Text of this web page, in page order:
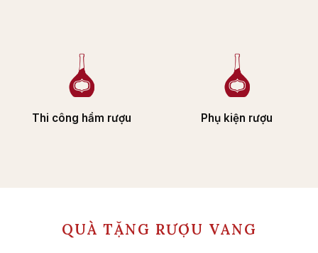
Thi công hầm rượu Phụ kiện rượu
QUÀ TẶNG RƯỢU VANG